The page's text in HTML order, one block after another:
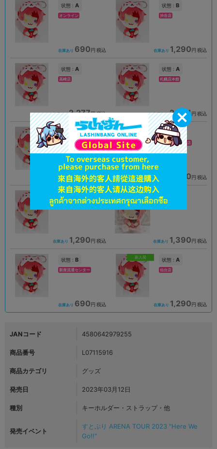
状態 : A
オンライン
在庫あり 690円 税込
状態 : B
渋谷店
在庫あり 1,290円 税込
状態 : A
高崎店
在庫あり 2,277円 税込
状態 : A
札幌店本館
在庫あり 2,061円 税込
状態 : A
松山店
在庫あり 1,690円 税込
状態 :A
横浜スカイビル店
在庫あり 1,690円 税込
状態 :
在庫あり 1,290円 税込
状態 :
在庫あり 1,390円 税込
状態 : B
新座流通センター
在庫あり 690円 税込
新入荷 状態 : A
仙台店
在庫あり 1,290円 税込
JANコード 4580642979255
商品番号 L07115916
商品カテゴリ グッズ
発売日 2023年03月12日
種別 キーホルダー・ストラップ・他
発売イベント
すとぷり ARENA TOUR 2023 "Here We
Go!!"